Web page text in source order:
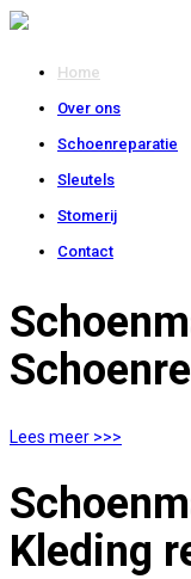
Home
Over ons
Schoenreparatie
Sleutels
Stomerij
Contact
Lees meer >>>
Kleding